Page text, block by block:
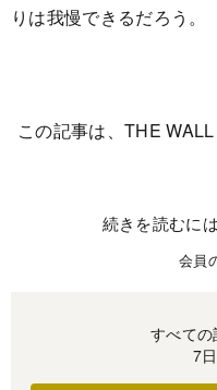
りは我慢できるだろう。
この記事は、THE
続きを読むに
会員
すべての
7